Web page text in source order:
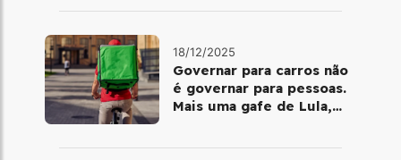
18/12/2025
Governar para carros não
é governar para pessoas.
Mais uma gafe de Lula,